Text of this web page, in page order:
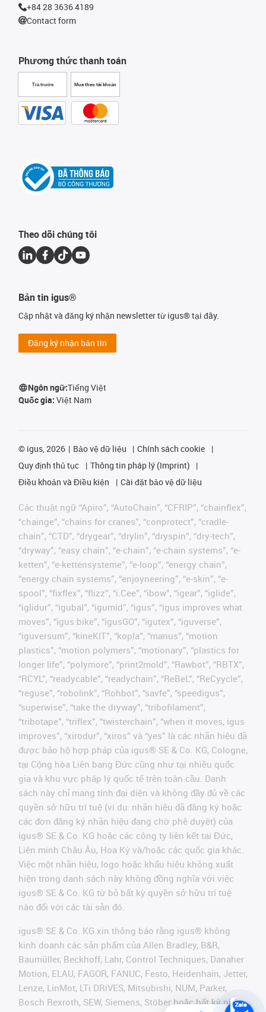
Phương thức thanh toán
Trả trước Mua theo tài khoản
+84 28 3636 4189
Contact form
Theo dõi chúng tôi
Bản tin igus®
Cập nhật và đăng ký nhận newsletter từ igus® tại đây.
Đăng ký nhận bản tin
Ngôn ngữ:Tiếng Việt
Quốc gia: Việt Nam
© igus, 2026 Bảo vệ dữ liệu
Chính sách cookie
Quy định thủ tục
Thông tin pháp lý (Imprint)
Điều khoản và Điều kiện
Cài đặt bảo vệ dữ liệu
Các thuật ngữ “Apiro”, “AutoChain”, “CFRIP”, “chainflex”,
“chainge”, “chains for cranes”, “conprotect”, “cradle-
chain”, “CTD”, “drygear”, “drylin”, “dryspin”, “dry-tech”,
“dryway”, “easy chain”, “e-chain”, “e-chain systems”, “e-
ketten”, “e-kettensysteme”, “e-loop”, “energy chain”,
“energy chain systems”, “enjoyneering”, “e-skin”, “e-
spool”, “fixflex”, “flizz”, “i.Cee”, “ibow”, “igear”, “iglide”,
“iglidur”, “igubal”, “igumid”, “igus”, “igus improves what
moves”, “igus:bike”, “igusGO”, “igutex”, “iguverse”,
“iguversum”, “kineKIT”, “kopla”, “manus”, “motion
plastics”, “motion polymers”, “motionary”, “plastics for
longer life”, “polymore”, “print2mold”, “Rawbot”, “RBTX”,
“RCYL”, “readycable”, “readychain”, “ReBeL”, “ReCyycle”,
“reguse”, “robolink”, “Rohbot”, “savfe”, “speedigus”,
“superwise”, “take the dryway”, “tribofilament”,
“tribotape”, “triflex”, “twisterchain”, “when it moves, igus
improves”, “xirodur”, “xiros” và “yes” là các nhãn hiệu đã
được bảo hộ hợp pháp của igus® SE & Co. KG, Cologne,
tại Cộng hòa Liên bang Đức cũng như tại nhiều quốc
gia và khu vực pháp lý quốc tế trên toàn cầu. Danh
sách này chỉ mang tính đại diện và không đầy đủ về các
quyền sở hữu trí tuệ (ví dụ: nhãn hiệu đã đăng ký hoặc
các đơn đăng ký nhãn hiệu đang chờ phê duyệt) của
igus® SE & Co. KG hoặc các công ty liên kết tại Đức,
Liên minh Châu Âu, Hoa Kỳ và/hoặc các quốc gia khác.
Việc một nhãn hiệu, logo hoặc khẩu hiệu không xuất
hiện trong danh sách này không đồng nghĩa với việc
igus® SE & Co. KG từ bỏ bất kỳ quyền sở hữu trí tuệ
nào đối với các tài sản đó.
igus® SE & Co. KG xin thông báo rằng igus® không
kinh doanh các sản phẩm của Allen Bradley, B&R,
Baumüller, Beckhoff, Lahr, Control Techniques, Danaher
Motion, ELAU, FAGOR, FANUC, Festo, Heidenhain, Jetter,
Lenze, LinMot, LTi DRiVES, Mitsubishi, NUM, Parker,
Bosch Rexroth, SEW, Siemens, Stöber hoặc bất kỳ nhà